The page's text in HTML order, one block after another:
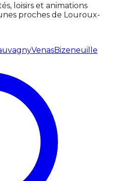
loisirs et animations
proches de Louroux-
VenasBizeneuille